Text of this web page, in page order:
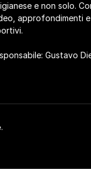
e non solo.
approfondimenti
Gustavo